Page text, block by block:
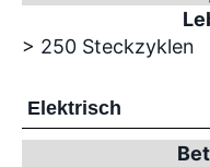
> 250 Steckzyklen
Elektrisch